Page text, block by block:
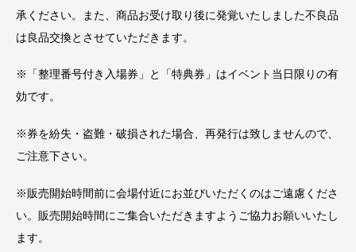
承ください。また、商品お受け取り後に発覚いたしました不良品
は良品交換とさせていただきます。
※「整理番号付き入場券」と「特典券」はイベント当日限りの有
効です。
※券を紛失・盗難・破損された場合、再発行は致しませんので、
ご注意下さい。
※販売開始時間前に会場付近にお並びいただくのはご遠慮くださ
い。販売開始時間にご集合いただきますようご協力お願いいたし
ます。